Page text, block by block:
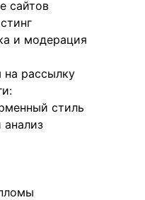
сайтов
и модерация
на рассылку
стиль